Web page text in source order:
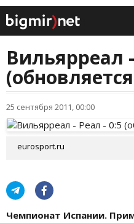
Вильярреал
25 сентября 2011, 00:00
eurosport.ru
Чемпионат Испании.